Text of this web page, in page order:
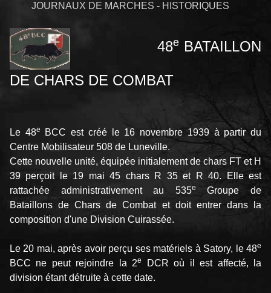
JOURNAUX DE MARCHES - HISTORIQUES
48eBATAILLON
DE CHARS DE COMBAT
Le 48e
BCC est créé le 16 novembre 1939 à partir du
Centre Mobilisateur 508 de Luneville.
Cette nouvelle unité, équipée initialement de chars FT et H
39 perçoit le 19 mai 45 chars R 35 et R 40. Elle est
rattachée administrativement au 535eGroupe de
Bataillons de Chars de Combat et doit entrer dans la
composition d'une Division Cuirassée.
Le 20 mai, après avoir perçu ses matériels à Satory, le 48e
BCC ne peut rejoindre la 2e
DCR où il est affecté, la
division étant détruite à cette date.